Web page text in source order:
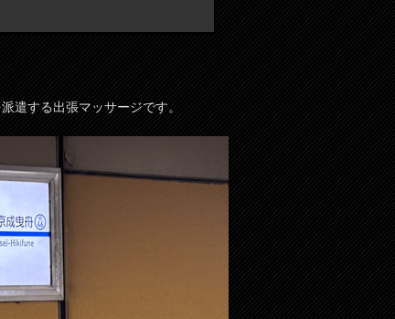
遣する出張マッサージです。